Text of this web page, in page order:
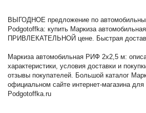
ВЫГОДНОЕ предложение по
Podgotoffka: купить Маркиза
ПРИВЛЕКАТЕЛЬНОЙ цене. Быстрая
Маркиза автомобильная РИФ 2х2,5 м:
характеристики, условия доставки и
отзывы покупателей. Большой каталог
официальном сайте интернет-магазина
Podgotoffka.ru